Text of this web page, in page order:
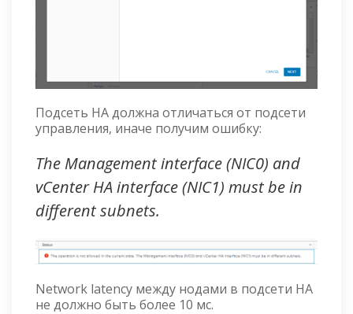
Подсеть HA должна отличаться от подсети
управления, иначе получим ошибку:
The Management interface (NIC0) and
vCenter HA interface (NIC1) must be in
different subnets.
Network latency между нодами в подсети HA
не должно быть более 10 мс.